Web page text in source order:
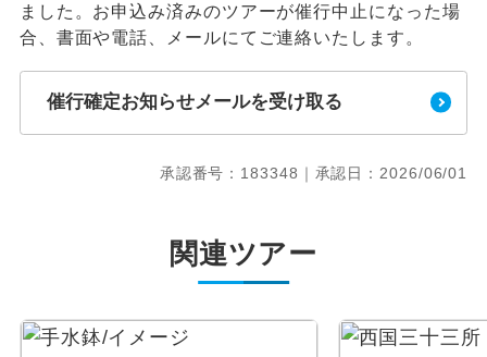
ました。お申込み済みのツアーが催行中止になった場
合、書面や電話、メールにてご連絡いたします。
催行確定お知らせメールを受け取る
承認番号：183348｜承認日：2026/06/01
関連ツアー